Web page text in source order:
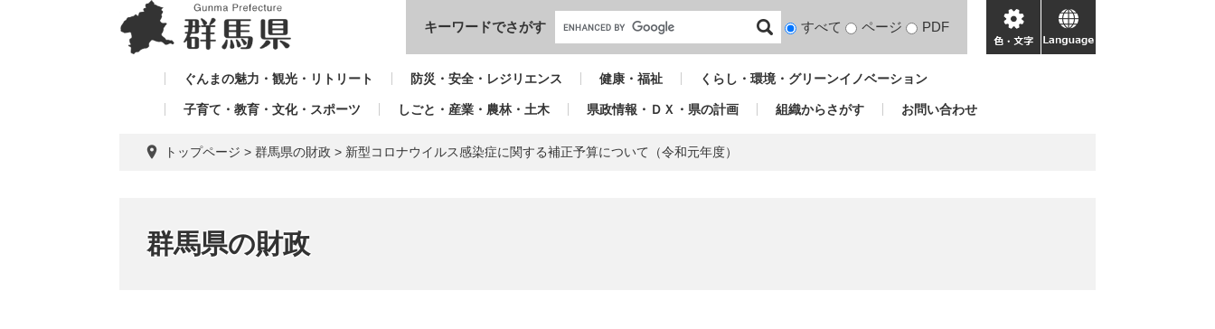
本文へ
キーワードでさがす
検
対
すべて ページ PDF
色・
文
language
ぐんまの魅力・観光・リトリート 防災・安全・レジリエンス 健康・福祉 くらし・環境・グリーンイノベーション
子育て・教育・文化・スポーツ しごと・産業・農林・土木 県政情報・ＤＸ・県の計画 組織からさがす お問い合わせ
トップページ > 群馬県の財政 > 新型コロナウイルス感染症に関する補正予算について（令和元年度）
群馬県の財政